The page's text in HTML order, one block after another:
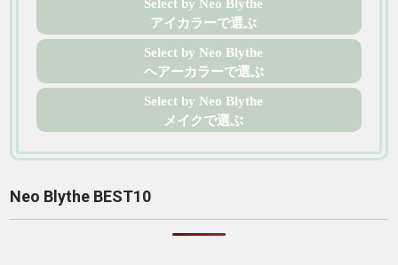
Select by Neo Blythe
アイカラーで選ぶ
Select by Neo Blythe
ヘアーカラーで選ぶ
Select by Neo Blythe
メイクで選ぶ
Neo Blythe BEST10